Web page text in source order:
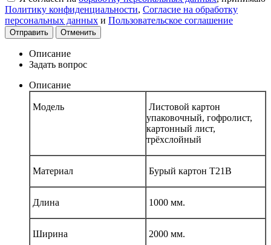
Политику конфиденциальности, Согласие на обработку
персональных данных и Пользовательское соглашение
Отправить Отменить
Описание
Задать вопрос
Описание
Модель
Листовой картон
упаковочный, гофролист,
картонный лист,
трёхслойный
Материал Бурый картон Т21В
Длина 1000 мм.
Ширина 2000 мм.